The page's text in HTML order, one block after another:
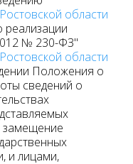
области
№ 230-ФЗ"
области
Положения о
сведений о
замещение
и лицами,